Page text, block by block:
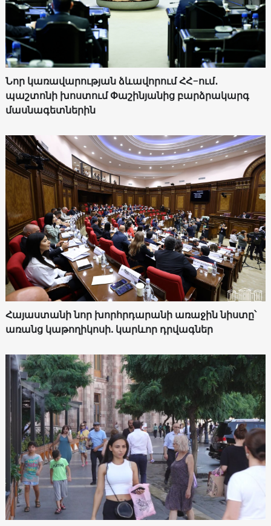
Նոր կառավարության ձևավորում ՀՀ-ում․
պաշտոնի խոստում Փաշինյանից բարձրակարգ
մասնագետներին
Հայաստանի նոր խորհրդարանի առաջին նիստը՝
առանց կաթողիկոսի. կարևոր դրվագներ